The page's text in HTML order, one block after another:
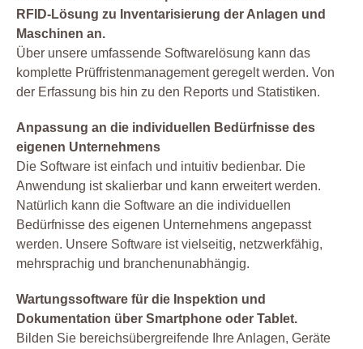
RFID-Lösung zu Inventarisierung der Anlagen und
Maschinen an.
Über unsere umfassende Softwarelösung kann das
komplette Prüffristenmanagement geregelt werden. Von
der Erfassung bis hin zu den Reports und Statistiken.
Anpassung an die individuellen Bedürfnisse des
eigenen Unternehmens
Die Software ist einfach und intuitiv bedienbar. Die
Anwendung ist skalierbar und kann erweitert werden.
Natürlich kann die Software an die individuellen
Bedürfnisse des eigenen Unternehmens angepasst
werden. Unsere Software ist vielseitig, netzwerkfähig,
mehrsprachig und branchenunabhängig.
Wartungssoftware für die Inspektion und
Dokumentation über Smartphone oder Tablet.
Bilden Sie bereichsübergreifende Ihre Anlagen, Geräte